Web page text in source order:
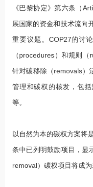
《巴黎协定》第六条（
展国家的资金和技术流向
重要议题。COP27的讨
（procedures）和规则
针对碳移除（removals）
管理和碳权的核发，包
等。
以自然为本的碳权方案将
条中已列明鼓励项目，显
removal）碳权项目将成为